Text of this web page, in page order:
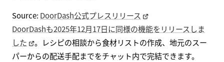
Source: DoorDash公式プレスリリース
DoorDashも2025年12月17日に同様の機能をリリースしま
した
。レシピの相談から食材リストの作成、地元のスー
パーからの配送手配までをチャット内で完結できます。